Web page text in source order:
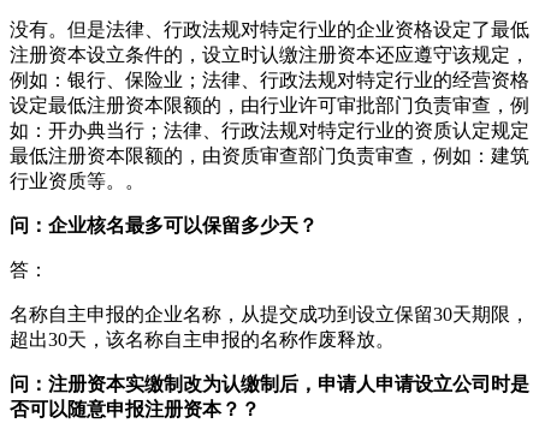
没有。但是法律、行政法规对特定行业的企业资格设定了最低
注册资本设立条件的，设立时认缴注册资本还应遵守该规定，
例如：银行、保险业；法律、行政法规对特定行业的经营资格
设定最低注册资本限额的，由行业许可审批部门负责审查，例
如：开办典当行；法律、行政法规对特定行业的资质认定规定
最低注册资本限额的，由资质审查部门负责审查，例如：建筑
行业资质等。。
问：企业核名最多可以保留多少天？
答：
名称自主申报的企业名称，从提交成功到设立保留30天期限，
超出30天，该名称自主申报的名称作废释放。
问：注册资本实缴制改为认缴制后，申请人申请设立公司时是
否可以随意申报注册资本？？